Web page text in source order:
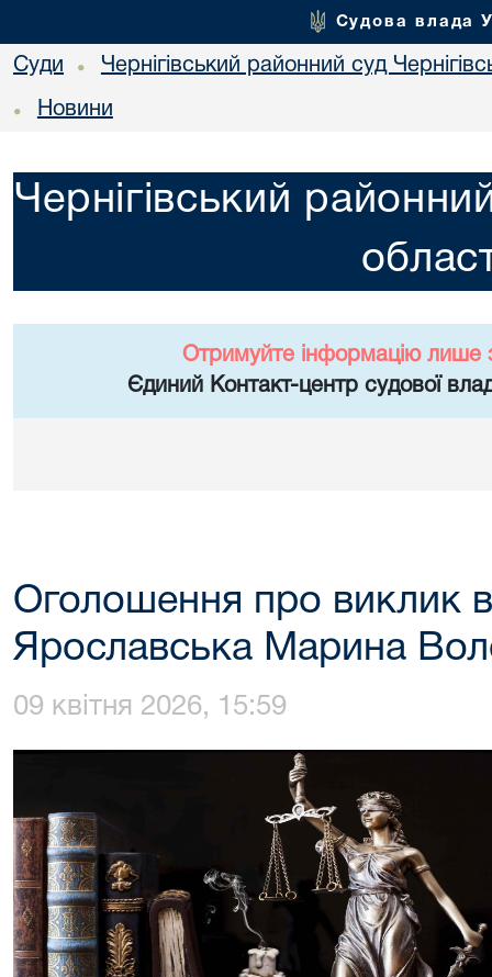
Судова влада
Суди • Чернігівський районний суд
• Новини
Чернігівський
Отримуйте інформацію лише
Єдиний Контакт-центр судової
Оголошення про виклик
Ярославська Марина
09 квітня 2026, 15:59